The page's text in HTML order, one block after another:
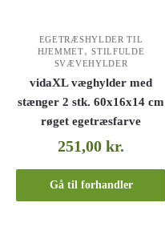
EGETRÆSHYLDER TIL
HJEMMET,STILFULDE
SVÆVEHYLDER
vidaXL væghylder med
stænger 2 stk. 60x16x14 cm
røget egetræsfarve
251,00kr.
Gå til forhandler